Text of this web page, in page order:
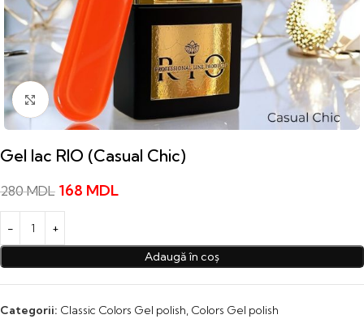
Click to enlarge
Gel lac RIO (Casual Chic)
280MDL 168 MDL
Adaugă în coș
Categorii: Classic Colors Gel polish, Colors Gel polish